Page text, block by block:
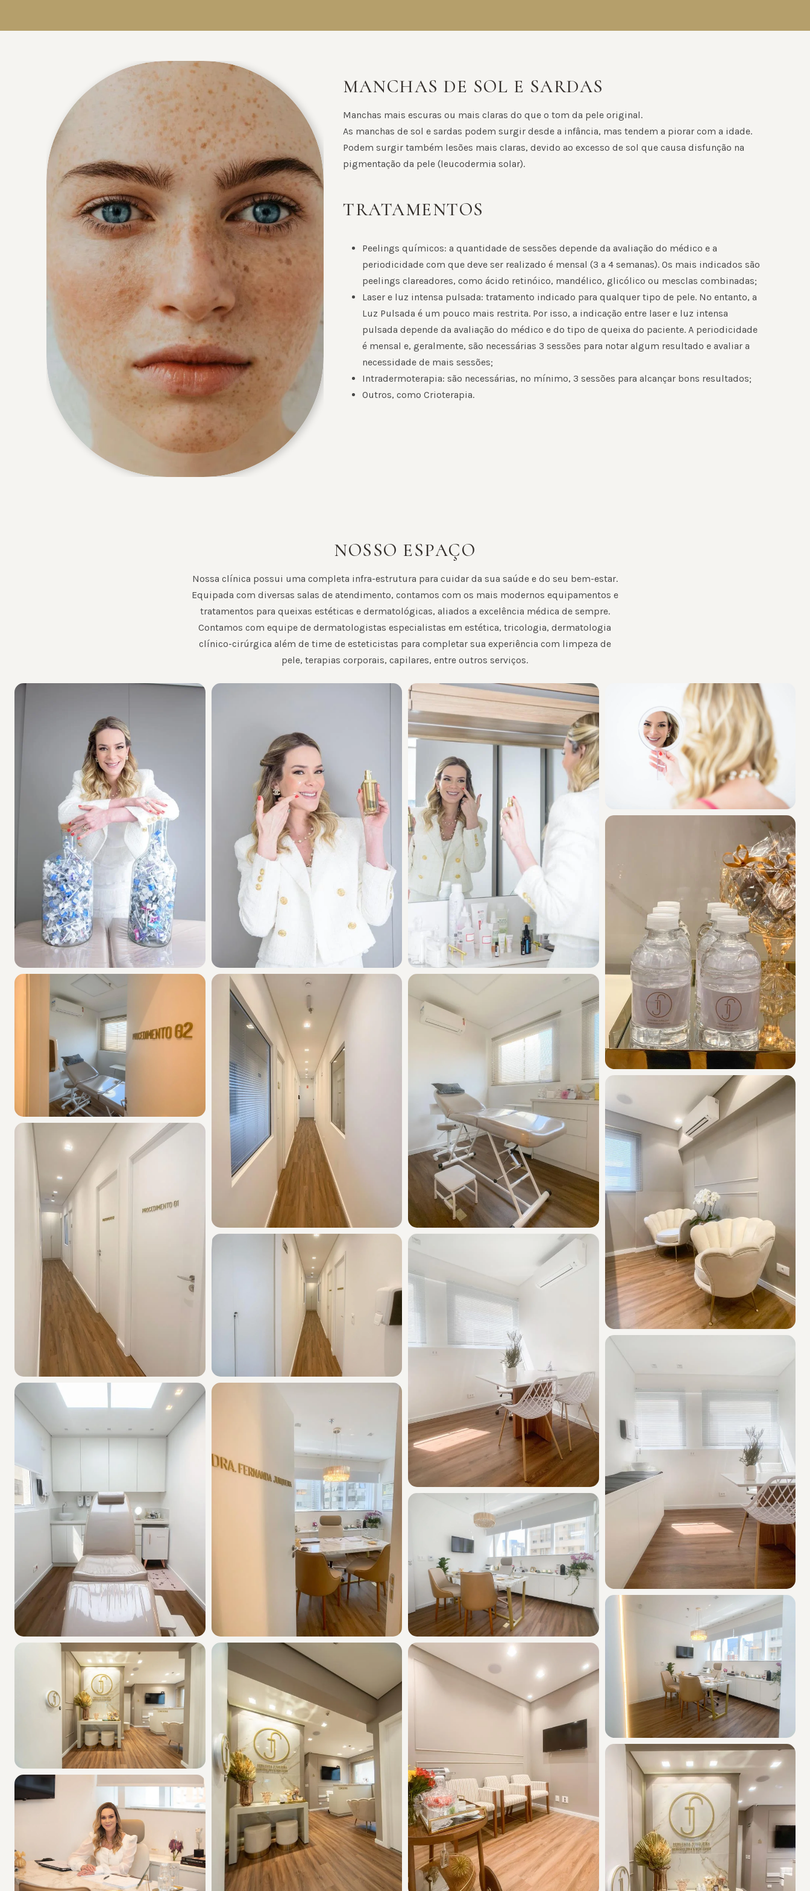
MANCHAS DE SOL E SARDAS
Manchas mais escuras ou mais claras do que o tom da pele original.
As manchas de sol e sardas podem surgir desde a infância, mas tendem a piorar com a idade.
Podem surgir também lesões mais claras, devido ao excesso de sol que causa disfunção na
pigmentação da pele (leucodermia solar).
TRATAMENTOS
Peelings químicos: a quantidade de sessões depende da avaliação do médico e a
periodicidade com que deve ser realizado é mensal (3 a 4 semanas). Os mais indicados são
peelings clareadores, como ácido retinóico, mandélico, glicólico ou mesclas combinadas;
Laser e luz intensa pulsada: tratamento indicado para qualquer tipo de pele. No entanto, a
Luz Pulsada é um pouco mais restrita. Por isso, a indicação entre laser e luz intensa
pulsada depende da avaliação do médico e do tipo de queixa do paciente. A periodicidade
é mensal e, geralmente, são necessárias 3 sessões para notar algum resultado e avaliar a
necessidade de mais sessões;
Intradermoterapia: são necessárias, no mínimo, 3 sessões para alcançar bons resultados;
Outros, como Crioterapia.
NOSSO ESPAÇO
Nossa clínica possui uma completa infra-estrutura para cuidar da sua saúde e do seu bem-estar.
Equipada com diversas salas de atendimento, contamos com os mais modernos equipamentos e
tratamentos para queixas estéticas e dermatológicas, aliados a excelência médica de sempre.
Contamos com equipe de dermatologistas especialistas em estética, tricologia, dermatologia
clínico-cirúrgica além de time de esteticistas para completar sua experiência com limpeza de
pele, terapias corporais, capilares, entre outros serviços.